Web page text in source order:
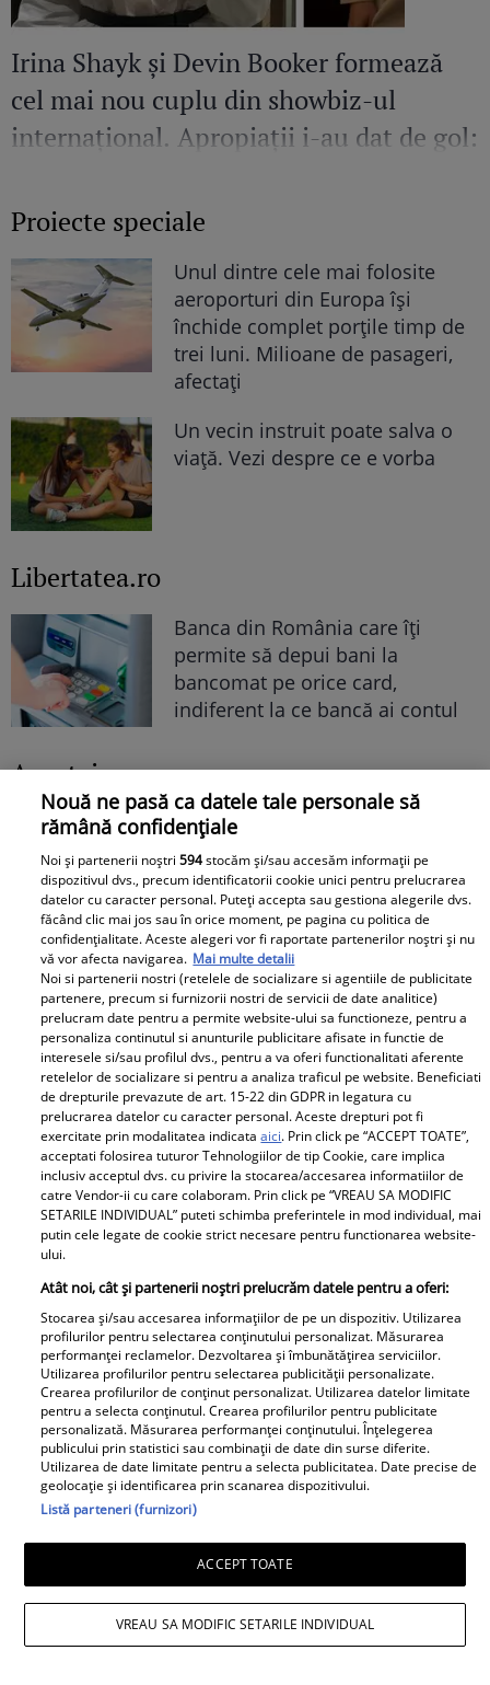
Irina Shayk și Devin Booker formează
cel mai nou cuplu din showbiz-ul
internațional. Apropiații i-au dat de gol:
Proiecte speciale
Unul dintre cele mai folosite
aeroporturi din Europa își
închide complet porțile timp de
trei luni. Milioane de pasageri,
afectați
Un vecin instruit poate salva o
viață. Vezi despre ce e vorba
Libertatea.ro
Banca din România care îți
permite să depui bani la
bancomat pe orice card,
indiferent la ce bancă ai contul
Avantaje
Îl știi pe uriașul actor? A dat cu
piciorul unui mariaj de 38 de ani
pentru femeia din imagine. S-a
căsătorit imediat după divorț și e
amorezat-lulea la 76 de ani.
Fosta lui soție e distrusă
Elle
A ținut secret faptul că este
însărcinată însă imaginile au
ajuns pe internet! Vedeta a fost
surprinsă pe stradă, iar burtica
de gravidă dovedește că va
deveni în curând mamă
surprinzătoare după ce s-a
întâlnit cu Vincenzo Castellano,
fostul soț al Antoniei. Cum au
fost surprinși cei doi
Este în culmea fericirii! Vedeta a
devenit mamă pentru a doua
oară și a dezvăluit prima
imagine cu fiul său: „Iubirile
vieții mele” Foto
A1.ro
Orhideea Dracula pentru care
Nouă ne pasă ca datele tale personale să
rămână confidențiale
Noi și partenerii noștri594stocăm și/sau accesăm informații pe
dispozitivul dvs., precum identificatorii cookie unici pentru prelucrarea
datelor cu caracter personal. Puteți accepta sau gestiona alegerile dvs.
făcând clic mai jos sau în orice moment, pe pagina cu politica de
confidențialitate. Aceste alegeri vor fi raportate partenerilor noștri și nu
vă vor afecta navigarea. Mai multe detalii
Noi si partenerii nostri (retelele de socializare si agentiile de publicitate
partenere, precum si furnizorii nostri de servicii de date analitice)
prelucram date pentru a permite website-ului sa functioneze, pentru a
personaliza continutul si anunturile publicitare afisate in functie de
interesele si/sau profilul dvs., pentru a va oferi functionalitati aferente
retelelor de socializare si pentru a analiza traficul pe website. Beneficiati
de drepturile prevazute de art. 15-22 din GDPR in legatura cu
prelucrarea datelor cu caracter personal. Aceste drepturi pot fi
exercitate prin modalitatea indicataaici. Prin click pe “ACCEPT TOATE”,
acceptati folosirea tuturor Tehnologiilor de tip Cookie, care implica
inclusiv acceptul dvs. cu privire la stocarea/accesarea informatiilor de
catre Vendor-ii cu care colaboram. Prin click pe “VREAU SA MODIFIC
SETARILE INDIVIDUAL” puteti schimba preferintele in mod individual, mai
putin cele legate de cookie strict necesare pentru functionarea website-
ului.
Atât noi, cât și partenerii noștri prelucrăm datele pentru a oferi:
Stocarea și/sau accesarea informațiilor de pe un dispozitiv. Utilizarea
profilurilor pentru selectarea conținutului personalizat. Măsurarea
performanței reclamelor. Dezvoltarea și îmbunătățirea serviciilor.
Utilizarea profilurilor pentru selectarea publicității personalizate.
Crearea profilurilor de conținut personalizat. Utilizarea datelor limitate
pentru a selecta conținutul. Crearea profilurilor pentru publicitate
personalizată. Măsurarea performanței conținutului. Înțelegerea
publicului prin statistici sau combinații de date din surse diferite.
Utilizarea de date limitate pentru a selecta publicitatea. Date precise de
geolocație și identificarea prin scanarea dispozitivului.
Listă parteneri (furnizori)
ACCEPT TOATE
VREAU SA MODIFIC SETARILE INDIVIDUAL